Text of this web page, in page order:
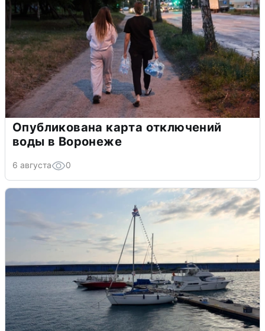
Опубликована карта отключений
воды в Воронеже
6 августа 0